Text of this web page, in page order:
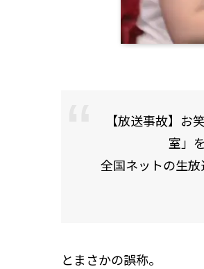
【放送事故】
室」
全国ネットの生
とまさかの誤称。